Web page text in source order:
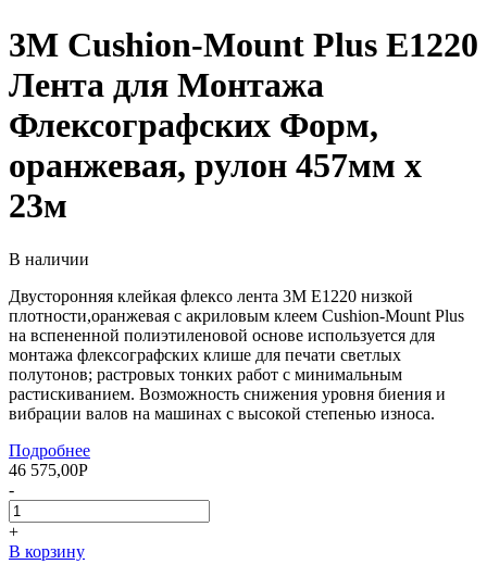
3M Cushion-Mount Plus E1220
Лента для Монтажа
Флексографских Форм,
оранжевая, рулон 457мм х
23м
В наличии
Двусторонняя клейкая флексо лента 3М E1220 низкой
плотности,оранжевая с акриловым клеем Cushion-Mount Plus
на вспененной полиэтиленовой основе используется для
монтажа флексографских клише для печати светлых
полутонов; растровых тонких работ с минимальным
растискиванием. Возможность снижения уровня биения и
вибрации валов на машинах с высокой степенью износа.
Подробнее
46 575,00Р
-
+
В корзину